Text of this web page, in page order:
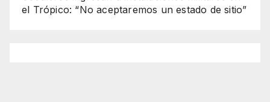
el Trópico: “No aceptaremos un estado de sitio”